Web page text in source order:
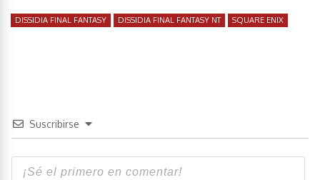
DISSIDIA FINAL FANTASY DISSIDIA FINAL FANTASY NT SQUARE ENIX
Suscribirse